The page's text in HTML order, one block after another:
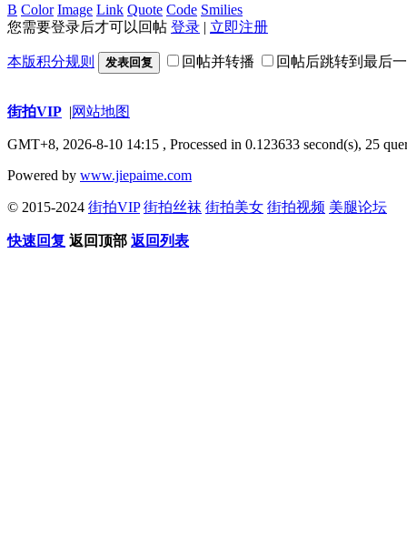
B Color Image Link Quote Code Smilies
您需要登录后才可以回帖 登录 | 立即注册
本版积分规则 发表回复 回帖并转播 回帖后跳转到最后
街拍VIP |网站地图
GMT+8, 2026-8-10 14:15 , Processed in 0.123633 second(s), 25
Powered by www.jiepaime.com
© 2015-2024 街拍VIP 街拍丝袜 街拍美女 街拍视频 美腿论坛
快速回复 返回顶部 返回列表